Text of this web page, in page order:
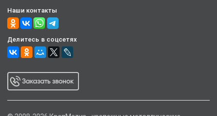
Наши контакты
Делитесь в соцсетях